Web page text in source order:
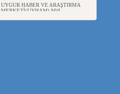
UYGUR HABER VE ARAŞTIRMA
MERKEZİ(UYHAM) Mill...
ÇİN’İN ANKARA BÜYÜKELÇİSİ